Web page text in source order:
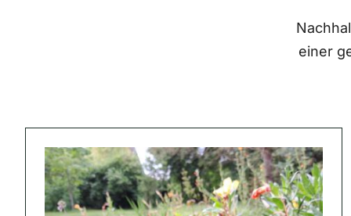
einer